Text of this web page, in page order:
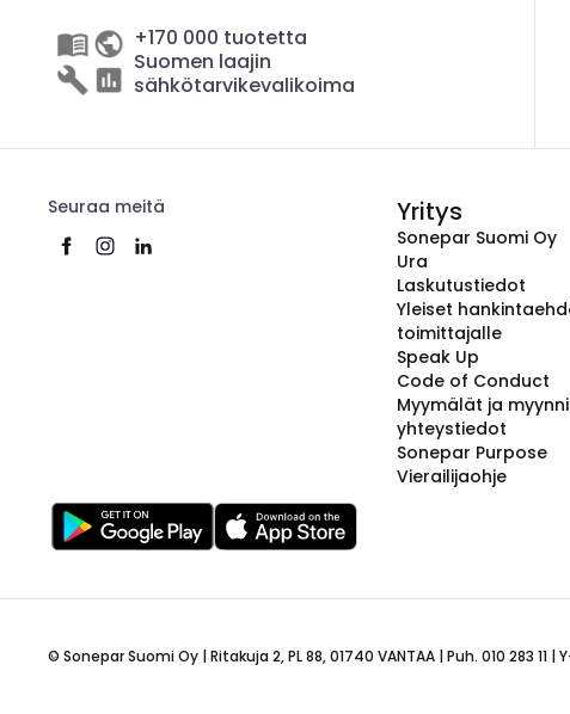
+170 000 tuotetta
Suomen laajin
sähkötarvikevalikoima
Seuraa meitä Yritys
Sonepar Suomi Oy
Ura
Laskutustiedot
Yleiset
toimittajalle
Speak Up
Code of Conduct
Myymälät ja
yhteystiedot
Sonepar Purpose
Vierailijaohje
© Sonepar Suomi Oy | Ritakuja 2, PL 88, 01740 VANTAA | Puh. 010 283 11